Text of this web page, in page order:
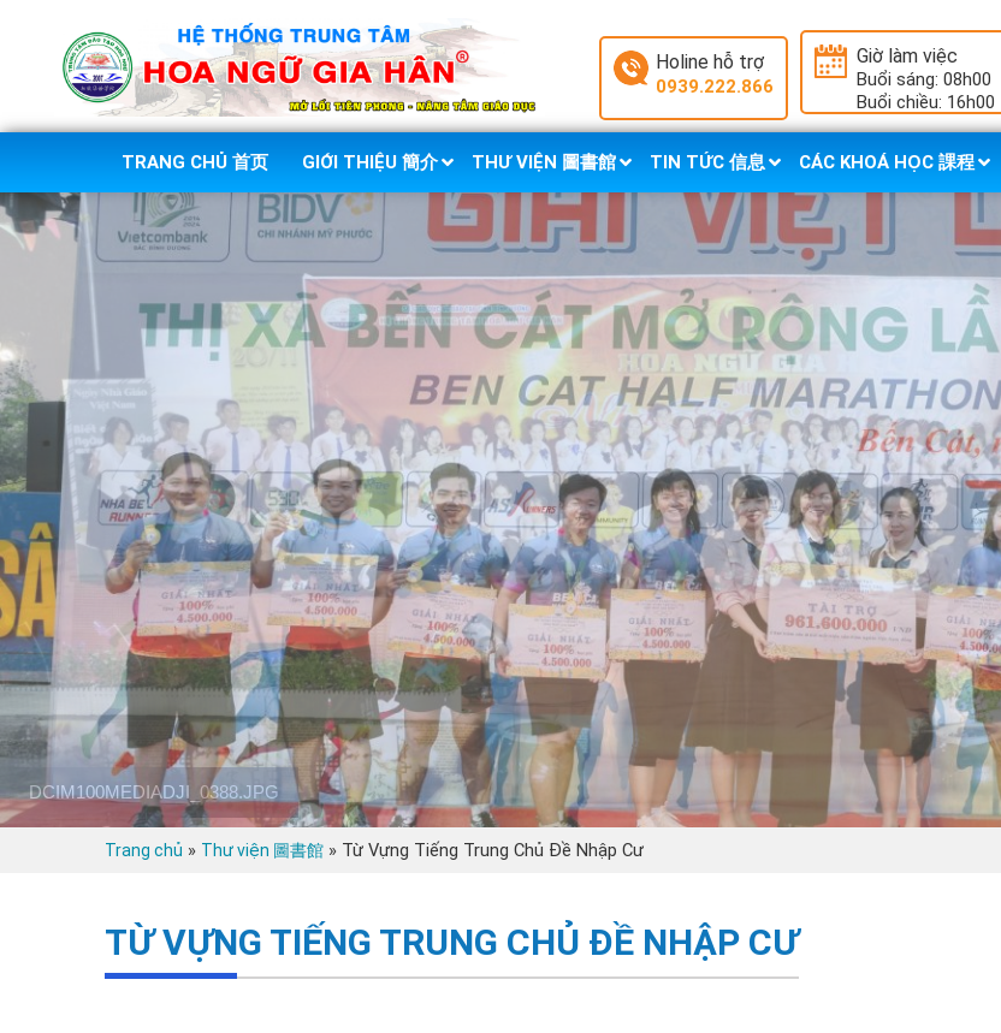
Holine hỗ trợ
0939.222.866
Giờ làm việc
Buổi sáng: 08h00
Buổi chiều: 16h00
TRANG CHỦ 首页 GIỚI THIỆU 簡介 THƯ VIỆN 圖書館 TIN TỨC 信息 CÁC KHOÁ HỌC 課程
Trang chủ » Thư viện 圖書館 » Từ Vựng Tiếng Trung Chủ Đề Nhập Cư
TỪ VỰNG TIẾNG TRUNG CHỦ ĐỀ NHẬP CƯ